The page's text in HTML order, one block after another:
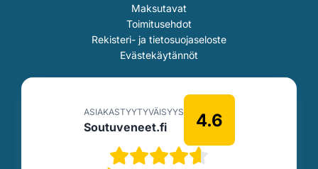
Maksutavat
Toimitusehdot
Rekisteri- ja tietosuojaseloste
Evästekäytännöt
ASIAKASTYYTYVÄISYYS
Soutuveneet.fi 4.6